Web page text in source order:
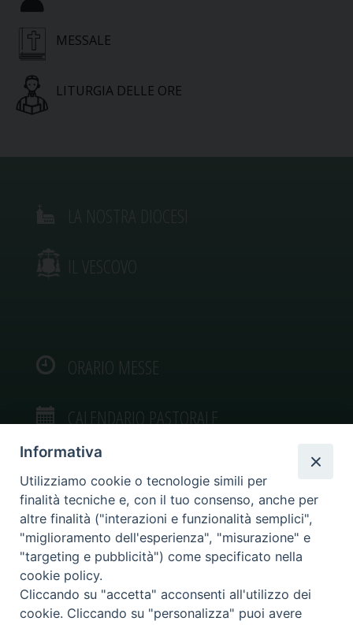
MESSALE
LITURGIA DELLE ORE
IL VESCOVO
ORARIO MESSE
CALENDARIO PASTORALE
VIDEOGALLERY
PHOTOGALLERY
Informativa
Utilizziamo cookie o tecnologie simili per
finalità tecniche e, con il tuo consenso, anche per
altre finalità ("interazioni e funzionalità semplici",
"miglioramento dell'esperienza", "misurazione" e
"targeting e pubblicità") come specificato nella
cookie policy.
Cliccando su "accetta" acconsenti all'utilizzo dei
cookie. Cliccando su "personalizza" puoi avere